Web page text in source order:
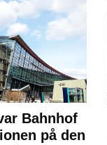
Bahnhof
på den